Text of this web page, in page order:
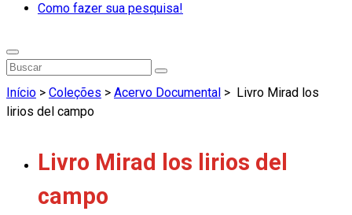
Como fazer sua pesquisa!
Início > Coleções > Acervo Documental > Livro Mirad los
lirios del campo
Livro Mirad los lirios del
campo